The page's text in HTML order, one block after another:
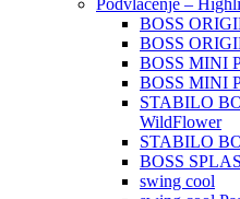
BOSS
BOSS
BOSS MINI
BOSS MINI
STABILO
WildFlower
STABILO
BOSS
swing cool